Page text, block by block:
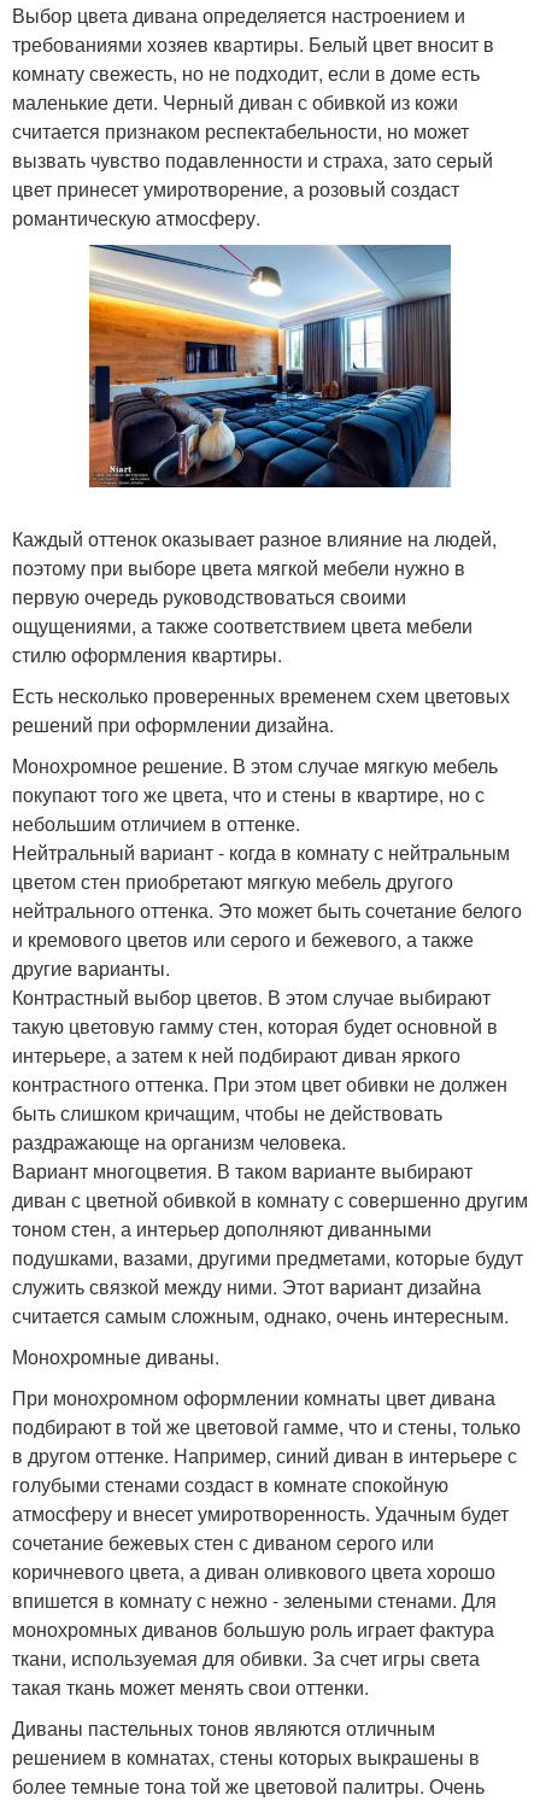
Выбор цвета дивана определяется настроением и
требованиями хозяев квартиры. Белый цвет вносит в
комнату свежесть, но не подходит, если в доме есть
маленькие дети. Черный диван с обивкой из кожи
считается признаком респектабельности, но может
вызвать чувство подавленности и страха, зато серый
цвет принесет умиротворение, а розовый создаст
романтическую атмосферу.
Каждый оттенок оказывает разное влияние на людей,
поэтому при выборе цвета мягкой мебели нужно в
первую очередь руководствоваться своими
ощущениями, а также соответствием цвета мебели
стилю оформления квартиры.
Есть несколько проверенных временем схем цветовых
решений при оформлении дизайна.
Монохромное решение. В этом случае мягкую мебель
покупают того же цвета, что и стены в квартире, но с
небольшим отличием в оттенке.
Нейтральный вариант - когда в комнату с нейтральным
цветом стен приобретают мягкую мебель другого
нейтрального оттенка. Это может быть сочетание белого
и кремового цветов или серого и бежевого, а также
другие варианты.
Контрастный выбор цветов. В этом случае выбирают
такую цветовую гамму стен, которая будет основной в
интерьере, а затем к ней подбирают диван яркого
контрастного оттенка. При этом цвет обивки не должен
быть слишком кричащим, чтобы не действовать
раздражающе на организм человека.
Вариант многоцветия. В таком варианте выбирают
диван с цветной обивкой в комнату с совершенно другим
тоном стен, а интерьер дополняют диванными
подушками, вазами, другими предметами, которые будут
служить связкой между ними. Этот вариант дизайна
считается самым сложным, однако, очень интересным.
Монохромные диваны.
При монохромном оформлении комнаты цвет дивана
подбирают в той же цветовой гамме, что и стены, только
в другом оттенке. Например, синий диван в интерьере с
голубыми стенами создаст в комнате спокойную
атмосферу и внесет умиротворенность. Удачным будет
сочетание бежевых стен с диваном серого или
коричневого цвета, а диван оливкового цвета хорошо
впишется в комнату с нежно - зелеными стенами. Для
монохромных диванов большую роль играет фактура
ткани, используемая для обивки. За счет игры света
такая ткань может менять свои оттенки.
Диваны пастельных тонов являются отличным
решением в комнатах, стены которых выкрашены в
более темные тона той же цветовой палитры. Очень